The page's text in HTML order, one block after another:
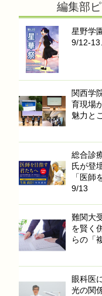
編集部
星野学
9/12-
関西学
育現場
魅力と
総合診
氏が登
「医師
9/13
難関大
を賢く
らの「
眼科医
光の関